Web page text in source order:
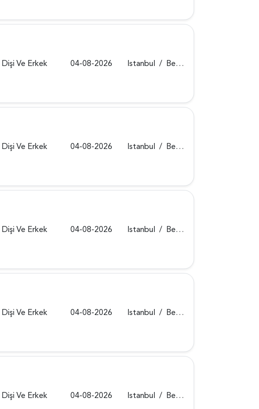
Dişi Ve Erkek 04-08-2026 Istanbul / Beykoz
Dişi Ve Erkek 04-08-2026 Istanbul / Beykoz
Dişi Ve Erkek 04-08-2026 Istanbul / Beykoz
Dişi Ve Erkek 04-08-2026 Istanbul / Beykoz
Dişi Ve Erkek 04-08-2026 Istanbul / Beykoz